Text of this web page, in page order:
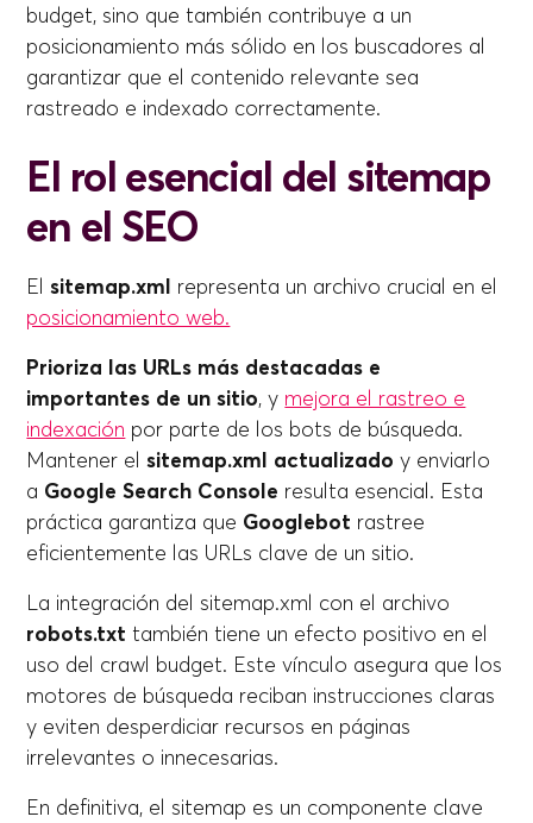
budget, sino que también contribuye a un
posicionamiento más sólido en los buscadores al
garantizar que el contenido relevante sea
rastreado e indexado correctamente.
El rol esencial del sitemap
en el SEO
Elsitemap.xml representa un archivo crucial en el
posicionamiento web.
Prioriza las URLs más destacadas e
importantes de un sitio, y mejora el rastreo e
indexación por parte de los bots de búsqueda.
Mantener elsitemap.xml actualizado y enviarlo
a Google Search Console resulta esencial. Esta
práctica garantiza que Googlebot rastree
eficientemente las URLs clave de un sitio.
La integración del sitemap.xml con el archivo
robots.txt también tiene un efecto positivo en el
uso del crawl budget. Este vínculo asegura que los
motores de búsqueda reciban instrucciones claras
y eviten desperdiciar recursos en páginas
irrelevantes o innecesarias.
En definitiva, el sitemap es un componente clave